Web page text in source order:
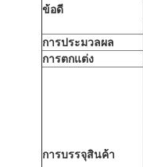
ข้อดี
การประมวลผล
การตกแต่ง
การบรรจุสินค้า